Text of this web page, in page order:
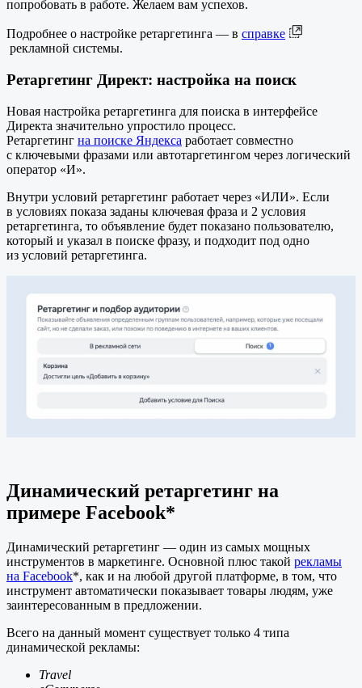
попробовать в работе. Желаем вам успехов.
Подробнее о настройке ретаргетинга — в справке
рекламной системы.
Ретаргетинг Директ: настройка на поиск
Новая настройка ретаргетинга для поиска в интерфейсе
Директа значительно упростило процесс.
Ретаргетинг на поиске Яндекса работает совместно
с ключевыми фразами или автотаргетингом через логический
оператор «И».
Внутри условий ретаргетинг работает через «ИЛИ». Если
в условиях показа заданы ключевая фраза и 2 условия
ретаргетинга, то объявление будет показано пользователю,
который и указал в поиске фразу, и подходит под одно
из условий ретаргетинга.
Динамический ретаргетинг на
примере Facebook*
Динамический ретаргетинг — один из самых мощных
инструментов в маркетинге. Основной плюс такой рекламы
на Facebook*, как и на любой другой платформе, в том, что
инструмент автоматически показывает товары людям, уже
заинтересованным в предложении.
Всего на данный момент существует только 4 типа
динамической рекламы:
Travel